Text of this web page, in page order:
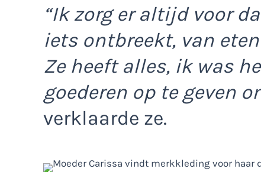
“Ik zorg er altijd voor
iets ontbreekt, van
Ze heeft alles, ik was
goederen op te geven
verklaarde ze.